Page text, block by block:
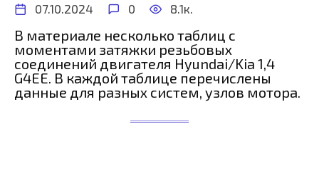
07.10.2024 0 8.1к.
В материале несколько таблиц с
моментами затяжки резьбовых
соединений двигателя Hyundai/Kia 1,4
G4EE. В каждой таблице перечислены
данные для разных систем, узлов мотора.